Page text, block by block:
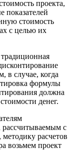
проекта,
показателей
стоимость
с целью их
в случае, когда
формулы
должна
денег.
рассчитываемым с
расчетов
возьмем проект